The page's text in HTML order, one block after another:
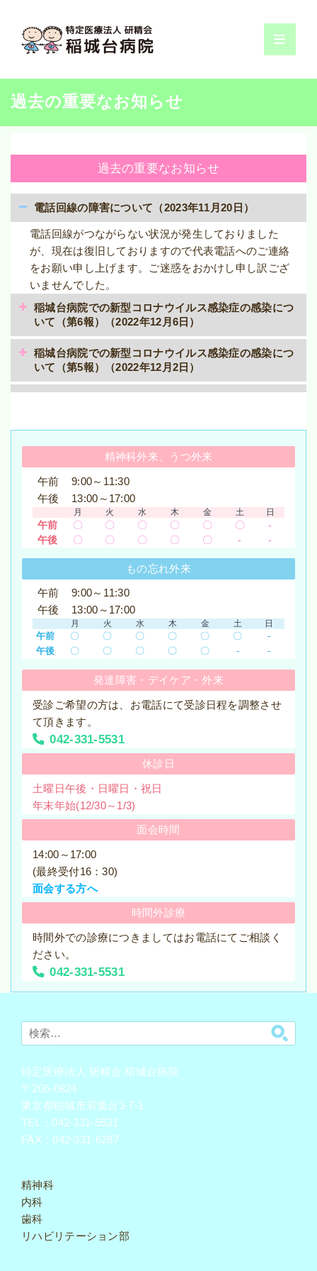
キ
過去の重要なお知らせ
過去の重要なお知らせ
電話回線の障害について（2023年11月20日）
電話回線がつながらない状況が発生しておりました
が、現在は復旧しておりますので代表電話へのご連絡
をお願い申し上げます。ご迷惑をおかけし申し訳ござ
いませんでした。
稲城台病院での新型コロナウイルス感染症の感染につ
いて（第6報）（2022年12月6日）
稲城台病院での新型コロナウイルス感染症の感染につ
いて（第5報）（2022年12月2日）
稲城台病院での新型コロナウイルス感染症の感染につ
いて（第3報）（2022年11月24日）
稲城台病院での新型コロナウイルス感染症の感染につ
いて（第2報）（2022年11月21日）
稲城台病院での新型コロナウイルス感染症の感染につ
稲城台病院での新型コロナウイルス感染症の感染につ
いて（第5報）（2022年9月28日）
稲城台病院での新型コロナウイルス感染症の感染につ
いて（第4報）（2022年9月26日）
稲城台病院での新型コロナウイルス感染症の感染につ
いて（第3報）（2022年9月24日）
稲城台病院での新型コロナウイルス感染症の感染につ
いて（第2報）（2022年9月22日）
稲城台病院での新型コロナウイルス感染症の感染につ
いて（第1報）（2022年9月20日）
稲城台病院での新型コロナウイルス感染症の感染につ
いて（第6報）（2022年8月24日）
稲城台病院での新型コロナウイルス感染症の感染につ
いて（第5報）（2022年8月22日）
稲城台病院での新型コロナウイルス感染症の感染につ
いて（第4報）（2022年8月19日）
稲城台病院での新型コロナウイルス感染症の感染につ
いて（第3報）（2022年8月17日）
稲城台病院での新型コロナウイルス感染症の感染につ
稲城台病院での新型コロナウイルス感染症の感染につ
稲城台病院での新型コロナウイルス感染症の感染につ
稲城台病院での新型コロナウイルス感染症の感染につ
いて（第4報）（2022年8月1日）
いて（第3報）（2022年7月25日）
稲城台病院での新型コロナウイルス感染症の感染につ
いて（第2報）（2022年7月22日）
精神科外来、うつ外来
午前
9:00～11:30
午後
13:00～17:00
月 火 水 木 金 土 日
午前 〇 〇 〇 〇 〇 〇
-
午後
〇 〇 〇 〇 〇 - -
もの忘れ外来
午前
9:00～11:30
午後
13:00～17:00
月 火 水 木 金 土
日
午前
〇 〇 〇 〇 〇 〇
-
午後
〇 〇 〇 〇 〇 - -
発達障害 ・ デイケア ・外来
受診ご希望の方は、お電話にて受診日程を調整させ
て頂きます。
042-331-5531
休診日
土曜日午後・日曜日・祝日
年末年始(12/30～1/3)
面会時間
14:00～17:00
(最終受付16：30)
面会する方へ
時間外診療
時間外での診療につきましてはお電話にてご相談く
ださい。
042-331-5531
検
索:
特定医療法人 研精会 稲城台病院
〒206-0824
東京都稲城市若葉台3-7-1
TEL：042-331-5531
FAX：042-331-6287
精神科
内科
歯科
リハビリテーション部